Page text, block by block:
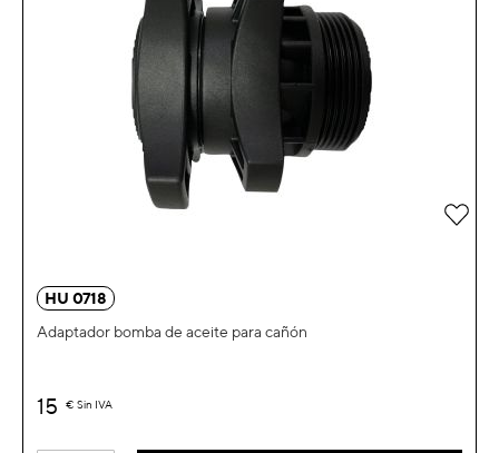
HU 0718
Adaptador bomba de aceite para cañón
15 € Sin IVA